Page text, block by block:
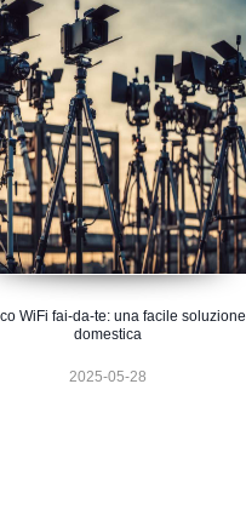
WiFi fai-da-te: una facile soluzione
domestica
2025-05-28